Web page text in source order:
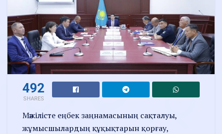
492
SHARES
Мәжілісте еңбек заңнамасының сақталуы,
жұмысшылардың құқықтарын қорғау,